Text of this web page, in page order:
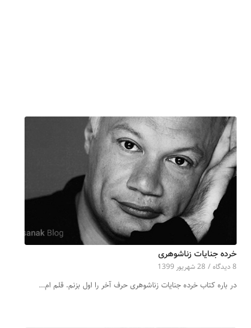
خرده جنایات زناشوهری
8 دیدگاه‌ / 28 شهریور 1399
در باره کتاب خرده جنایات زناشوهری حرف آخر را اول بزنم. قلم ام…